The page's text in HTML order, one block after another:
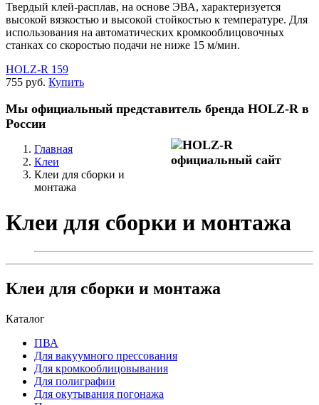
Твердый клей-расплав, на основе ЭВА, характеризуется
высокой вязкостью и высокой стойкостью к температуре. Для
использования на автоматических кромкооблицовочных
станках со скоростью подачи не ниже 15 м/мин.
HOLZ-R 159
755 руб. Купить
Мы официальный представитель бренда HOLZ-R в
России
Главная
Клеи
Клеи для сборки и
монтажа
Клеи для сборки и монтажа
Клеи для сборки и монтажа
Каталог
ПВА
Для вакуумного прессования
Для кромкооблицовывания
Для полиграфии
Для окутывания погонажа